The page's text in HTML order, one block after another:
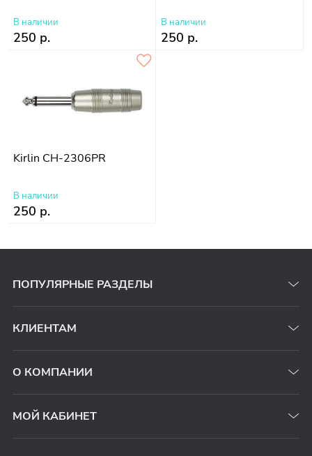
В наличии
250 р.
В наличии
250 р.
Kirlin CH-2306PR
В наличии
250 р.
ПОПУЛЯРНЫЕ РАЗДЕЛЫ
КЛИЕНТАМ
О КОМПАНИИ
МОЙ КАБИНЕТ